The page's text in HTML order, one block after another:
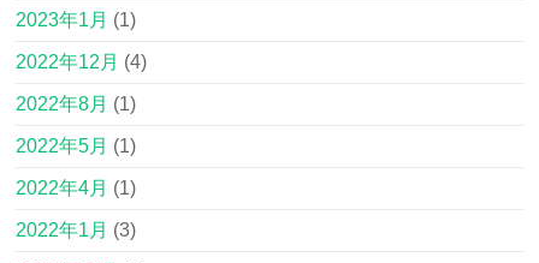
2023年1月 (1)
2022年12月 (4)
2022年8月 (1)
2022年5月 (1)
2022年4月 (1)
2022年1月 (3)